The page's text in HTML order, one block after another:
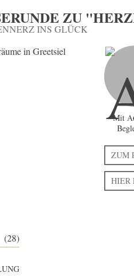
ZU
INS GLÜCK
(28)
Mit
ZUM
HIER